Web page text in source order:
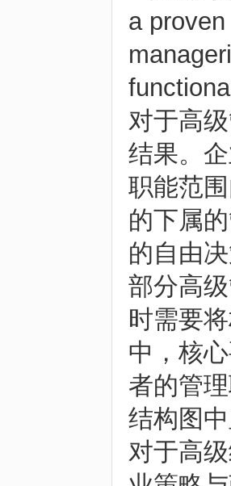
a
对于高
结果。
职能范
的下属
的自由
部分高
时需要
中，核
者的管
结构图
对于高